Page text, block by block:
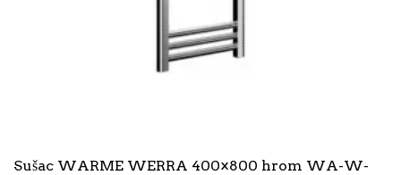
Sušac WARME WERRA 400×800 hrom WA-W-